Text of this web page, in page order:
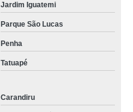
Jardim Iguatemi
Parque São Lucas
Penha
Tatuapé
Carandiru